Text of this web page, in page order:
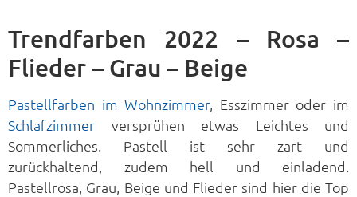
Trendfarben 2022 – Rosa –
Flieder – Grau – Beige
Pastellfarben im Wohnzimmer, Esszimmer oder im
Schlafzimmer versprühen etwas Leichtes und
Sommerliches. Pastell ist sehr zart und
zurückhaltend, zudem hell und einladend.
Pastellrosa, Grau, Beige und Flieder sind hier die Top